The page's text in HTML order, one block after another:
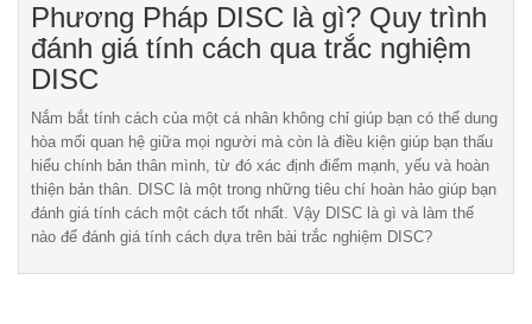
Phương Pháp DISC là gì? Quy trình
đánh giá tính cách qua trắc nghiệm
DISC
Nắm bắt tính cách của một cá nhân không chỉ giúp bạn có thể dung
hòa mối quan hệ giữa mọi người mà còn là điều kiện giúp bạn thấu
hiểu chính bản thân mình, từ đó xác định điểm mạnh, yếu và hoàn
thiện bản thân. DISC là một trong những tiêu chí hoàn hảo giúp bạn
đánh giá tính cách một cách tốt nhất. Vậy DISC là gì và làm thế
nào để đánh giá tính cách dựa trên bài trắc nghiệm DISC?